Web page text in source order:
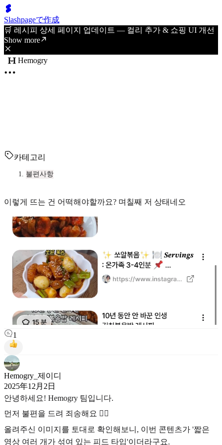
Slashpageで作成
🛒 레시피 상세 페이지 업데이트 — 컬리 추가 & 쇼핑 UI 개선
Show more
Hemogry
카테고리
불편사항
이렇게 뜨는 건 어떡해야할까요? 며칠째 저 상태네오
1
Hemogry_제이디
2025年12月2日
안녕하세요! Hemogry 팀입니다.
먼저 불편을 드려 죄송해요 🙇‍♀️
올려주신 이미지를 토대로 확인해보니, 이번 콘텐츠가 '짧은
영상 여러 개가 섞여 있는 피드 타입'이더라구요.